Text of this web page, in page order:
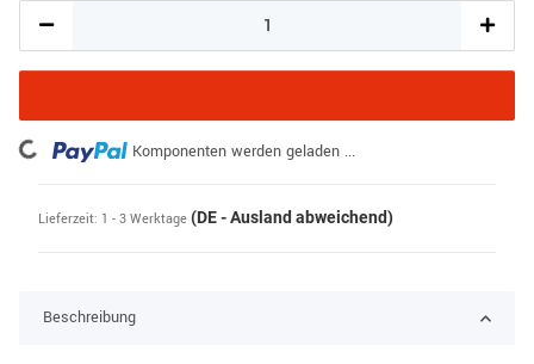
Loading... Komponenten werden geladen ...
Lieferzeit: 1 - 3 Werktage (DE - Ausland abweichend)
Beschreibung